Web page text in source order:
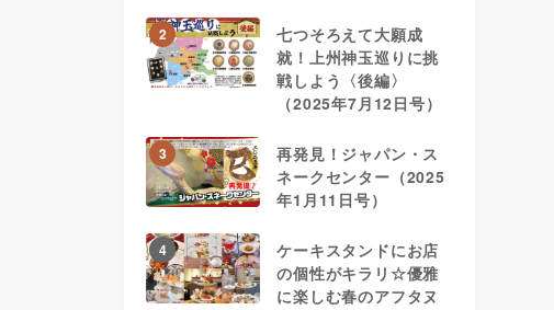
2
七つそろえて大願成
就！上州神玉巡りに挑
戦しよう〈後編〉
（2025年7月12日号）
3
再発見！ジャパン・ス
ネークセンター（2025
年1月11日号）
4
ケーキスタンドにお店
の個性がキラリ☆優雅
に楽しむ春のアフタヌ